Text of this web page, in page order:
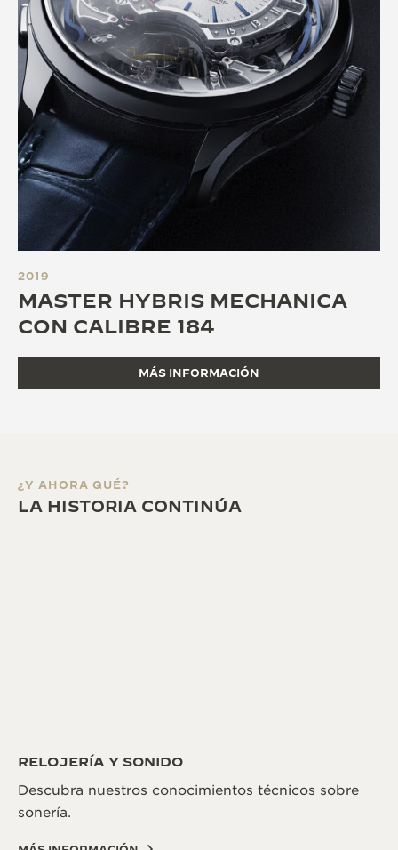
2019
MASTER HYBRIS MECHANICA
CON CALIBRE 184
MÁS INFORMACIÓN
¿Y AHORA QUÉ?
LA HISTORIA CONTINÚA
RELOJERÍA Y SONIDO
Descubra nuestros conocimientos técnicos sobre
sonería.